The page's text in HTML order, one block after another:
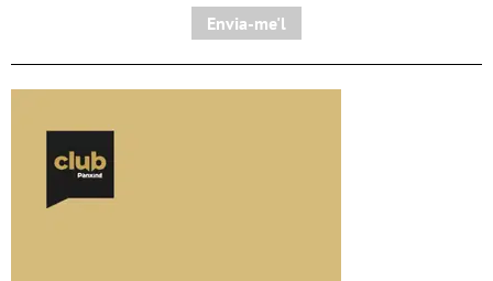
Envia-me'l